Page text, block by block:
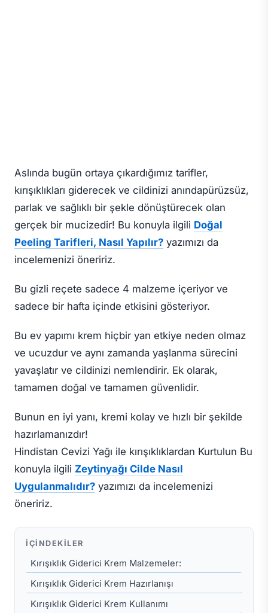
Aslında bugün ortaya çıkardığımız tarifler,
kırışıklıkları giderecek ve cildinizi anındapürüzsüz,
parlak ve sağlıklı bir şekle dönüştürecek olan
gerçek bir mucizedir! Bu konuyla ilgili Doğal
Peeling Tarifleri, Nasıl Yapılır? yazımızı da
incelemenizi öneririz.
Bu gizli reçete sadece 4 malzeme içeriyor ve
sadece bir hafta içinde etkisini gösteriyor.
Bu ev yapımı krem hiçbir yan etkiye neden olmaz
ve ucuzdur ve aynı zamanda yaşlanma sürecini
yavaşlatır ve cildinizi nemlendirir. Ek olarak,
tamamen doğal ve tamamen güvenlidir.
Bunun en iyi yanı, kremi kolay ve hızlı bir şekilde
hazırlamanızdır!
Hindistan Cevizi Yağı ile kırışıklıklardan Kurtulun Bu
konuyla ilgili Zeytinyağı Cilde Nasıl
Uygulanmalıdır? yazımızı da incelemenizi
öneririz.
İÇINDEKILER
Kırışıklık Giderici Krem Malzemeler:
Kırışıklık Giderici Krem Hazırlanışı
Kırışıklık Giderici Krem Kullanımı